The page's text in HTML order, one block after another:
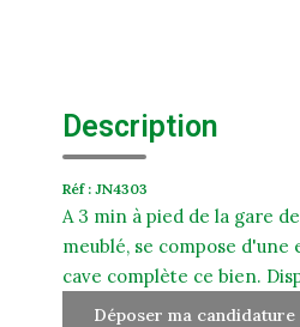
Description
Réf : JN4303
A 3 min à pied de la gare
meublé, se compose d'une
cave complète ce bien.
Déposer ma candidature